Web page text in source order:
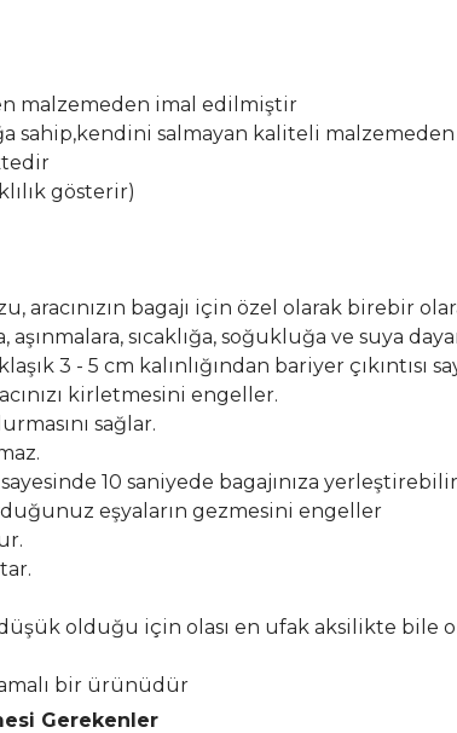
malzemeden imal edilmiştir
sahip,kendini salmayan kaliteli
gösterir)
aracınızın bagajı için özel olarak birebir
aşınmalara, sıcaklığa, soğukluğa ve suya
3 - 5 cm kalınlığından bariyer çıkıntısı
kirletmesini engeller.
sağlar.
10 saniyede bagajınıza
eşyaların gezmesini engeller
olduğu için olası en ufak aksilikte bile
bir ürünüdür
Gerekenler